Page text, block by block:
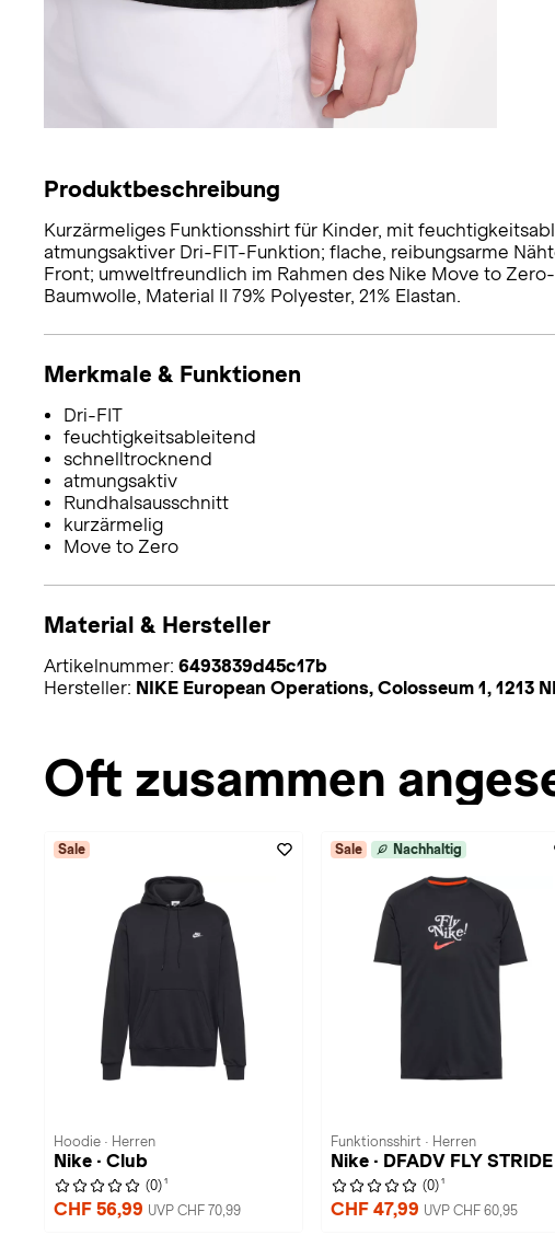
Produktbeschreibung
Kurzärmeliges Funktionsshirt für Kinder, mit
atmungsaktiver Dri-FIT-Funktion; flache, reibungsarme
Front; umweltfreundlich im Rahmen des Nike Move to
Baumwolle, Material II 79% Polyester, 21% Elastan.
Merkmale & Funktionen
Dri-FIT
feuchtigkeitsableitend
schnelltrocknend
atmungsaktiv
Rundhalsausschnitt
kurzärmelig
Move to Zero
Material & Hersteller
Artikelnummer: 6493839d45c17b
Hersteller: NIKE European Operations, Colosseum 1, 1213
Oft zusammen
Sale
Hoodie · Herren
Nike · Club
(0) 1
CHF 56,99 UVP CHF 70,99
Sale Nachhaltig
Funktionsshirt · Herren
Nike · DFADV FLY STRIDE
(0) 1
CHF 47,99 UVP CHF 60,95